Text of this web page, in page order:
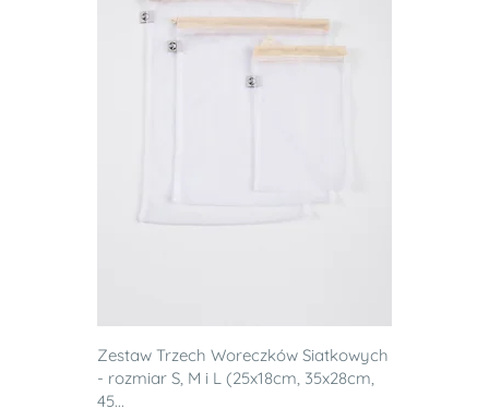
Zestaw Trzech Woreczków Siatkowych
- rozmiar S, M i L (25x18cm, 35x28cm,
45...